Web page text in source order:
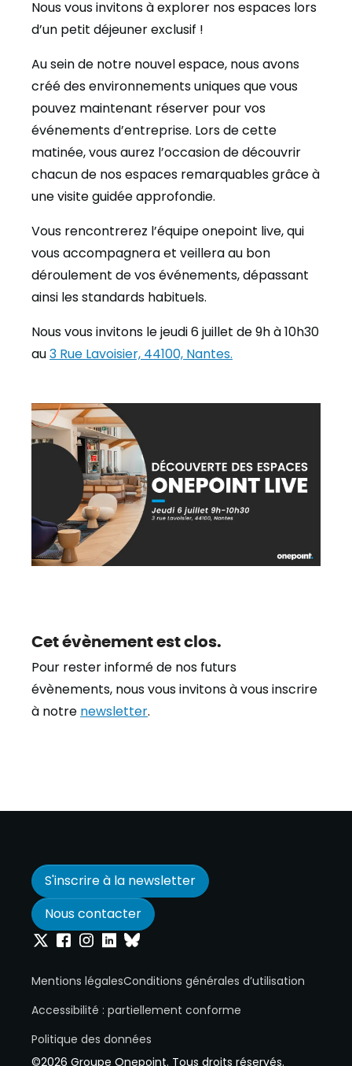
Nous vous invitons à explorer nos espaces lors
d’un petit déjeuner exclusif !
Au sein de notre nouvel espace, nous avons
créé des environnements uniques que vous
pouvez maintenant réserver pour vos
événements d’entreprise. Lors de cette
matinée, vous aurez l’occasion de découvrir
chacun de nos espaces remarquables grâce à
une visite guidée approfondie.
Vous rencontrerez l’équipe onepoint live, qui
vous accompagnera et veillera au bon
déroulement de vos événements, dépassant
ainsi les standards habituels.
Nous vous invitons le jeudi 6 juillet de 9h à 10h30
au3 Rue Lavoisier, 44100, Nantes.
Cet évènement est clos.
Pour rester informé de nos futurs
évènements, nous vous invitons à vous inscrire
à notre newsletter.
S'inscrire à la newsletter
Nous contacter
Onepoint sur Twitter
Onepoint sur Facebook
Onepoint sur Instagram
Onepoint sur Linkedin
Onepoint sur Bluesky
Mentions légalesConditions générales d’utilisation
Accessibilité : partiellement conforme
Politique des données
©2026 Groupe Onepoint. Tous droits réservés.